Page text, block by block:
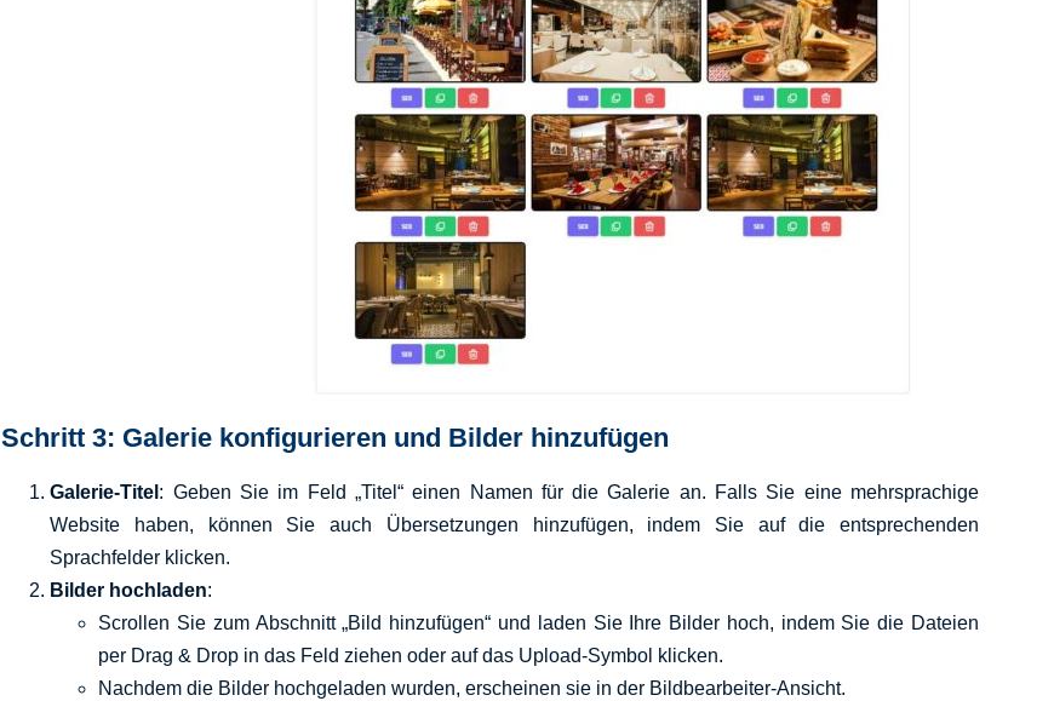
Schritt 3: Galerie konfigurieren und Bilder hinzufügen
Galerie-Titel : Geben Sie im Feld „Titel“ einen Namen für die Galerie an. Falls Sie eine mehrsprachige
Website haben, können Sie auch Übersetzungen hinzufügen, indem Sie auf die entsprechenden
Sprachfelder klicken.
Bilder hochladen:
Scrollen Sie zum Abschnitt „Bild hinzufügen“ und laden Sie Ihre Bilder hoch, indem Sie die Dateien
per Drag & Drop in das Feld ziehen oder auf das Upload-Symbol klicken.
Nachdem die Bilder hochgeladen wurden, erscheinen sie in der Bildbearbeiter-Ansicht.